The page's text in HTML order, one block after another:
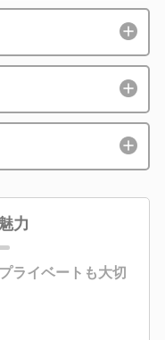
力
ライベートも大切